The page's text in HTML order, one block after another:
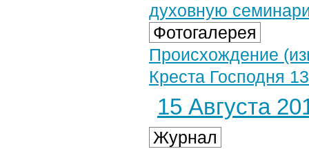
духовную
Фотогалерея
Происхождение
Креста Господня
15 Августа
Журнал